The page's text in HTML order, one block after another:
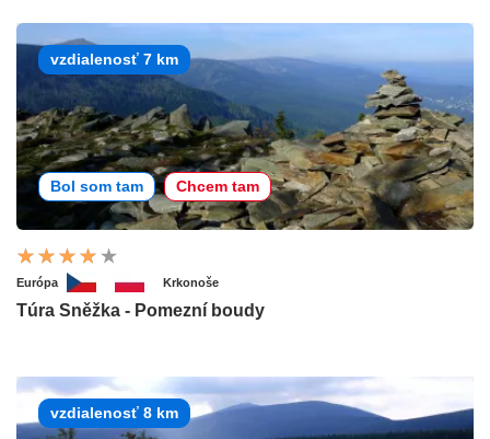
vzdialenosť 7 km
Bol som tam Chcem tam
Európa Krkonoše
Túra Sněžka - Pomezní boudy
vzdialenosť 8 km